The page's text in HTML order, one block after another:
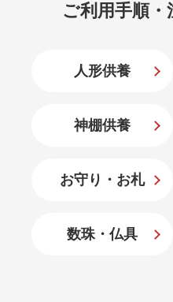
ご利用手順
人形供養
神棚供養
お守り・お札
数珠・仏具